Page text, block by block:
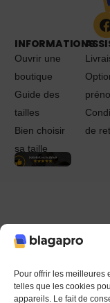
Pour offrir les meilleures
telles que les cookies
appareils. Le fait de
INFORMATIONS
Ouvrir une
boutique
Guide des
tailles
Bien choisir
sa taille
de
© 2022 - 2024